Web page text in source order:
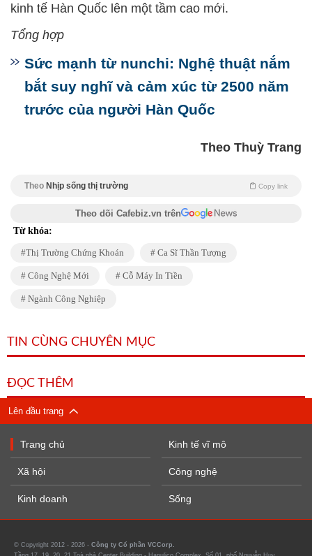
kinh tế Hàn Quốc lên một tầm cao mới.
Tổng hợp
Sức mạnh từ nunchi: Nghệ thuật nắm
bắt suy nghĩ và cảm xúc từ 2500 năm
trước của người Hàn Quốc
Theo Thuỳ Trang
Theo Nhịp sống thị trường Copy link
Theo dõi Cafebiz.vn trên
Từ khóa:
Thị Trường Chứng Khoán Ca Sĩ Thần Tượng
Công Nghệ Mới Cỗ Máy In Tiền
Ngành Công Nghiệp
TIN CÙNG CHUYÊN MỤC
ĐỌC THÊM
Lên đầu trang
Trang chủ
Xã hội
Kinh doanh
Kinh tế vĩ mô
Công nghệ
Sống
© Copyright 2012 - 2026 - Công ty Cổ phần VCCorp.